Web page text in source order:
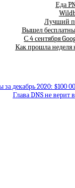
Еда
Лучший
Вышел
С 4 сентября
Как прошла неделя
декабрь 2020: $100
Глава DNS не верит